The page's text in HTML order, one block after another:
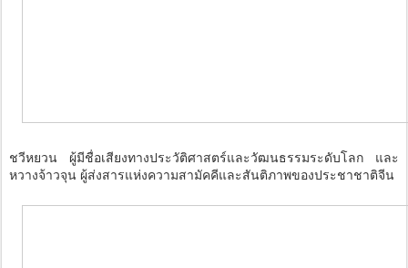
ชวีหยวน ผู้มีชื่อเสียงทางประวัติศาสตร์และวัฒนธรรมระดับโลก และ
หวางจ้าวจุน ผู้ส่งสารแห่งความสามัคคีและสันติภาพของประชาชาติจีน